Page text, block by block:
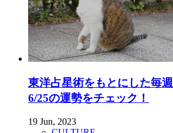
東洋占星術をもとにした毎
6/25の運勢をチェック！
19 Jun, 2023